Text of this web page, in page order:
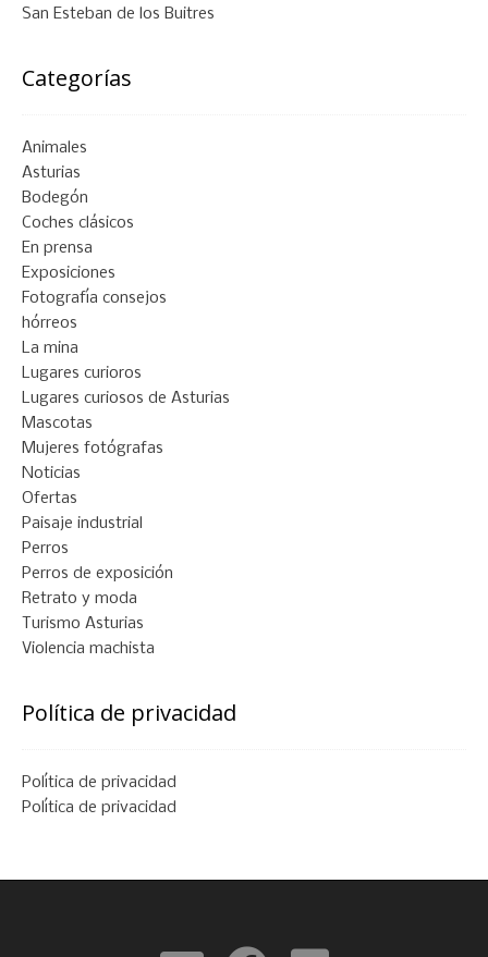
San Esteban de los Buitres
Categorías
Animales
Asturias
Bodegón
Coches clásicos
En prensa
Exposiciones
Fotografía consejos
hórreos
La mina
Lugares curioros
Lugares curiosos de Asturias
Mascotas
Mujeres fotógrafas
Noticias
Ofertas
Paisaje industrial
Perros
Perros de exposición
Retrato y moda
Turismo Asturias
Violencia machista
Política de privacidad
Política de privacidad
Política de privacidad